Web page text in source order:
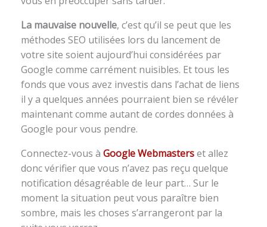
La mauvaise nouvelle, c’est qu’il se peut que les
méthodes SEO utilisées lors du lancement de
votre site soient aujourd’hui considérées par
Google comme carrément nuisibles. Et tous les
fonds que vous avez investis dans l’achat de liens
il y a quelques années pourraient bien se révéler
maintenant comme autant de cordes données à
Google pour vous pendre.
Connectez-vous à Google Webmasterset allez
donc vérifier que vous n’avez pas reçu quelque
notification désagréable de leur part… Sur le
moment la situation peut vous paraître bien
sombre, mais les choses s’arrangeront par la